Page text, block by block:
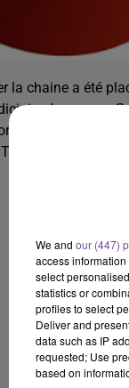
la chaine a été
Le groupe
plus
TV emploie
We and our (447)
access
select
statistics or
profiles to select
Deliver and
data such as IP
requested; Use
based on